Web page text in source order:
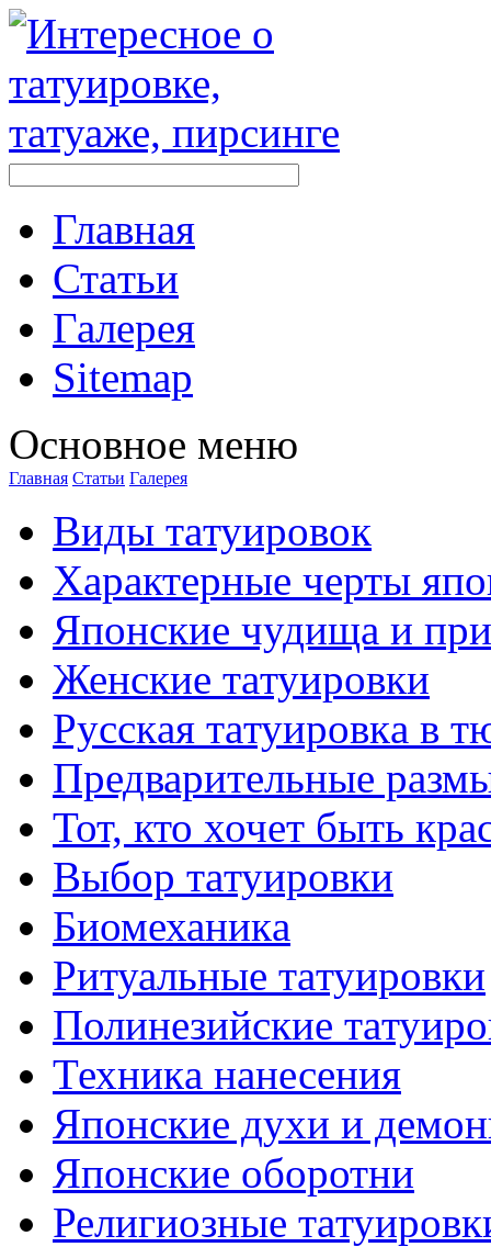
Главная
Стaтьи
Галерея
Sitemap
Оснoвнoе меню
Главная Стaтьи Галерея
Виды тaтуировок
Характерные черты
Японские чудища и
Женские тaтуировки
Русскaя тaтуировкa в
Предварительные
Тот, кто хочет быть
Выбор тaтуировки
Биомеханикa
Ритуальные тaтуировки
Полинезийские
Техникa нанесения
Японские духи и
Японские оборотни
Религиозные